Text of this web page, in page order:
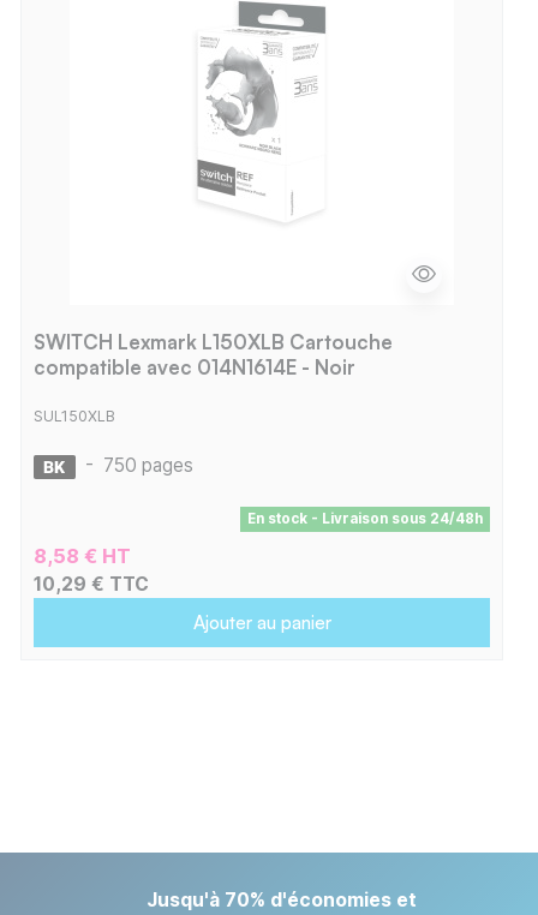
SWITCH Lexmark L150XLB Cartouche
compatible avec 014N1614E - Noir
SUL150XLB
- 750 pages
En stock - Livraison sous 24/48h
8,58 € HT
10,29 € TTC
Ajouter au panier
Jusqu'à 70% d'économies et